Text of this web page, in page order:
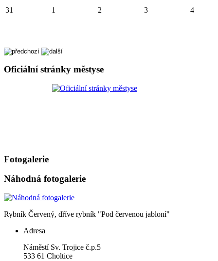
31 1 2 3 4
Oficiální stránky městyse
Fotogalerie
Náhodná fotogalerie
Rybník Červený, dříve rybník "Pod červenou jabloní"
Adresa
Náměstí Sv. Trojice č.p.5
533 61 Choltice